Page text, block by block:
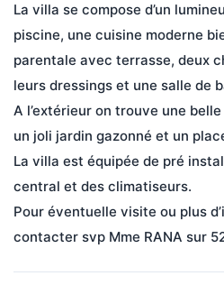
La villa se compose d’un
piscine, une cuisine moderne
parentale avec terrasse, deux
leurs dressings et une salle de
A l’extérieur on trouve une
un joli jardin gazonné et un
La villa est équipée de pré
central et des climatiseurs.
Pour éventuelle visite ou plus
contacter svp Mme RANA sur